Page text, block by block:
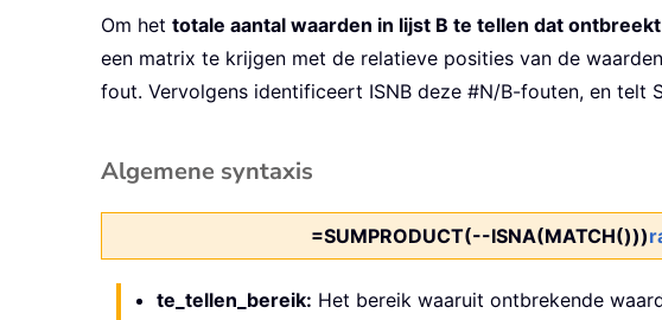
Om het totale aantal waarden in lijst B te tellen dat
een matrix te krijgen met de relatieve posities van de
fout. Vervolgens identificeert ISNB deze #N/B-fouten, en telt
Algemene syntaxis
=SUMPRODUCT(--ISNA(MATCH()))
te_tellen_bereik: Het bereik waaruit ontbrekende